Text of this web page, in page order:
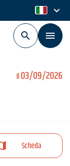
it
keyboard_arrow_down
Il03/09/2026
Scheda